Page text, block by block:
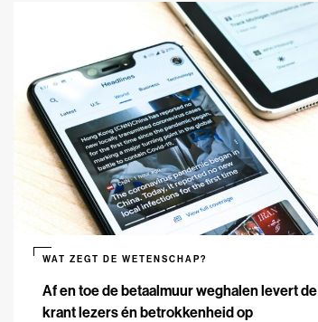
Af en toe de betaalmuur weghalen levert de
krant lezers én betrokkenheid op
WAT ZEGT DE WETENSCHAP?